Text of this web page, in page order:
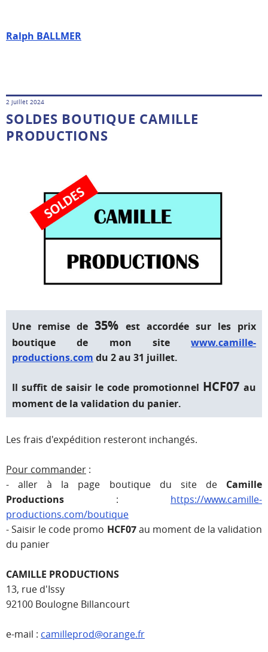
Ralph BALLMER
2 juillet 2024
SOLDES BOUTIQUE CAMILLE
PRODUCTIONS
Une remise de35% est accordée sur les prix
boutique de mon site www.camille-
productions.com du 2 au 31 juillet.
Il suffit de saisir le code promotionnel HCF07 au
moment de la validation du panier.
Les frais d'expédition resteront inchangés.
Pour commander :
- aller à la page boutique du site de Camille
Productions : https://www.camille-
productions.com/boutique
- Saisir le code promo HCF07au moment de la validation
du panier
CAMILLE PRODUCTIONS
13, rue d'Issy
92100 Boulogne Billancourt
e-mail : camilleprod@orange.fr